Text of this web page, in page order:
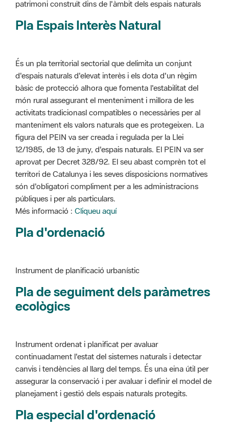
És un pla territorial sectorial que delimita un conjunt
món rural assegurant el menteniment i millora de les
activitats tradicionasl compatibles o necessàries per al
manteniment els valors naturals que es protegeixen. La
figura del PEIN va ser creada i regulada per la Llei
12/1985, de 13 de juny, d'espais naturals. El PEIN va ser
aprovat per Decret 328/92. El seu abast comprèn tot el
territori de Catalunya i les seves disposicions normatives
són d'obligatori compliment per a les administracions
públiques i per als particulars.
Més informació :Cliqueu aquí
Pla d'ordenació
Instrument de planificació urbanístic
ecològics
Instrument ordenat i planificat per avaluar
assegurar la conservació i per avaluar i definir el model de
planejament i gestió dels espais naturals protegits.
Pla especial d'ordenació
Instrument de planificació urbanístic